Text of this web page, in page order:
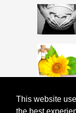
This website